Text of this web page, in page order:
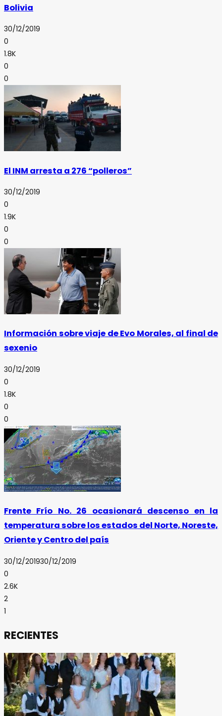
Bolivia
30/12/2019
0
1.8K
0
0
El INM arresta a 276 “polleros”
30/12/2019
0
1.9K
0
0
Información sobre viaje de Evo Morales, al final de
sexenio
30/12/2019
0
1.8K
0
0
Frente Frío No. 26 ocasionará descenso en la
temperatura sobre los estados del Norte, Noreste,
Oriente y Centro del país
30/12/201930/12/2019
0
2.6K
2
1
RECIENTES